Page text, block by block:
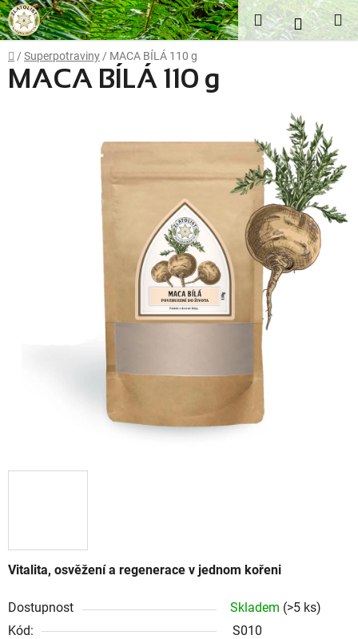
Přejít
na
obsah
Hledat
Domů
/ Superpotraviny / MACA BÍLÁ 110 g
Vitalita, osvěžení a regenerace v jednom kořeni
Dostupnost Skladem (>5 ks)
Kód:
S010
MACA BÍLÁ 110 g